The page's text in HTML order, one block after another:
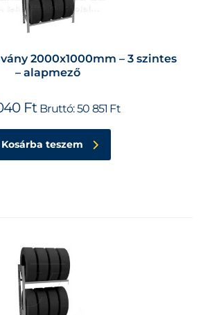
2000x1000mm – 3 szintes
– alapmező
Ft Bruttó:50 851 Ft
Kosárba teszem